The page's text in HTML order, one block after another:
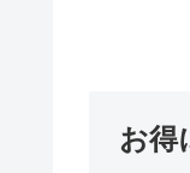
お得